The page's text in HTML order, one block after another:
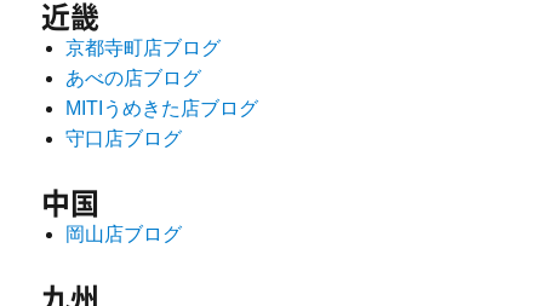
近畿
京都寺町店ブログ
あべの店ブログ
MITIうめきた店ブログ
守口店ブログ
中国
岡山店ブログ
九州